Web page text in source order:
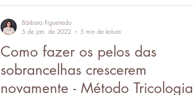
Como fazer os pelos das
sobrancelhas crescerem
novamente - Método Tricologia
Bárbara Figueiredo
5 de jan. de 2022
5 min de leitura